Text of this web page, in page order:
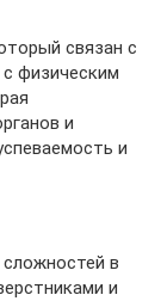
связан с
физическим
и
и
в
и